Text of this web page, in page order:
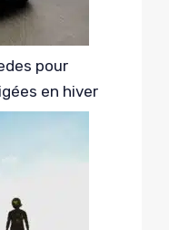
pour
en hiver